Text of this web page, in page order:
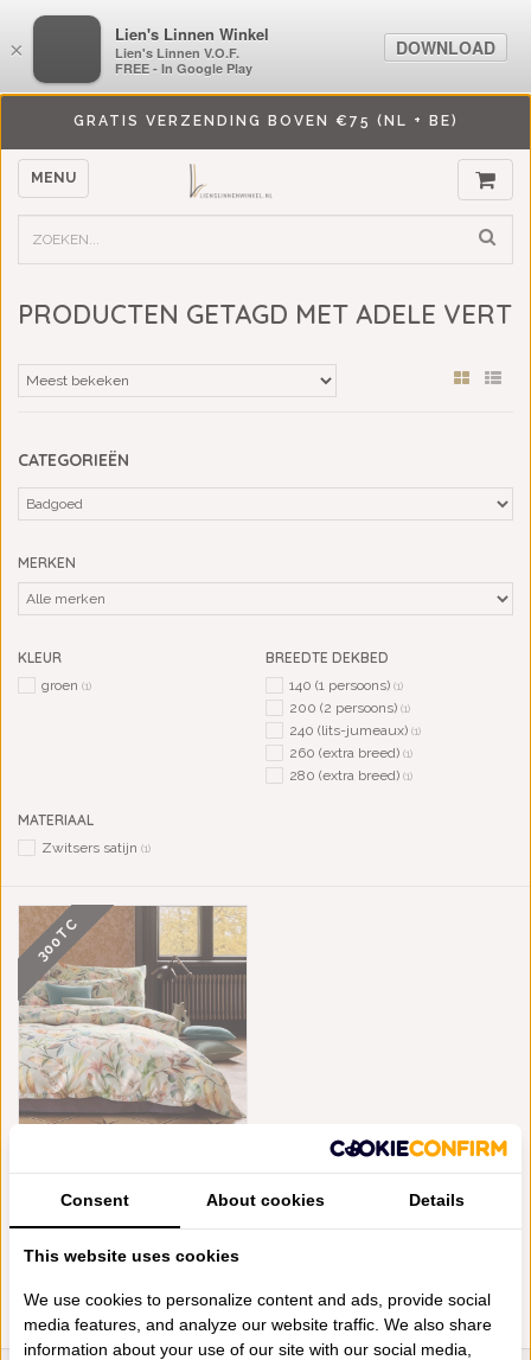
GRATIS VERZENDING BOVEN €75 (NL + BE)
MENU
PRODUCTEN GETAGD MET ADELE VERT
CATEGORIEËN
MERKEN
KLEUR
groen (1)
BREEDTE DEKBED
140 (1 persoons) (1)
200 (2 persoons) (1)
240 (lits-jumeaux) (1)
260 (extra breed) (1)
280 (extra breed) (1)
MATERIAAL
Zwitsers satijn (1)
300TC
€310,00
×
LiensLinnenwinkel.nl
Lien's Linnen V.O.F.
FREE - In Google Play
DOWNLOAD
Consent About cookies Details
This website uses cookies
We use cookies to personalize content and ads, provide social
media features, and analyze our website traffic. We also share
information about your use of our site with our social media,
×
Lien's Linnen Winkel
Lien's Linnen V.O.F.
FREE - In Google Play
DOWNLOAD